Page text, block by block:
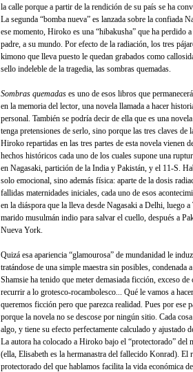
la calle porque a partir de la rendición de su país se ha
La segunda “bomba nueva” es lanzada sobre la confiada
ese momento, Hiroko es una “hibakusha” que ha perdido
padre, a su mundo. Por efecto de la radiación, los tres
kimono que lleva puesto le quedan grabados como
sello indeleble de la tragedia, las sombras quemadas.
Sombras quemadas es uno de esos libros que
en la memoria del lector, una novela llamada a hacer
personal. También se podría decir de ella que es una
tenga pretensiones de serlo, sino porque las tres claves de
Hiroko repartidas en las tres partes de esta novela vienen
hechos históricos cada uno de los cuales supone una
en Nagasaki, partición de la India y Pakistán, y el 11-S.
solo emocional, sino además física: aparte de la dosis
fallidas maternidades iniciales, cada uno de esos
en la diáspora que la lleva desde Nagasaki a Delhi, luego
marido musulmán indio para salvar el cuello, después a
Nueva York.
Quizá esa apariencia “glamourosa” de mundanidad le
tratándose de una simple maestra sin posibles, condenada
Shamsie ha tenido que meter demasiada ficción, exceso de
recurrir a lo grotesco-rocambolesco... Qué le vamos a
queremos ficción pero que parezca realidad. Pues por ese
porque la novela no se descose por ningún sitio. Cada
algo, y tiene su efecto perfectamente calculado y ajustado
La autora ha colocado a Hiroko bajo el “protectorado” del
(ella, Elisabeth es la hermanastra del fallecido Konrad). El
protectorado del que hablamos facilita la vida económica